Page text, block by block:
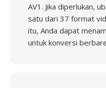
AV1. Jika diperlukan,
satu dari 37 format
itu, Anda dapat
untuk konversi